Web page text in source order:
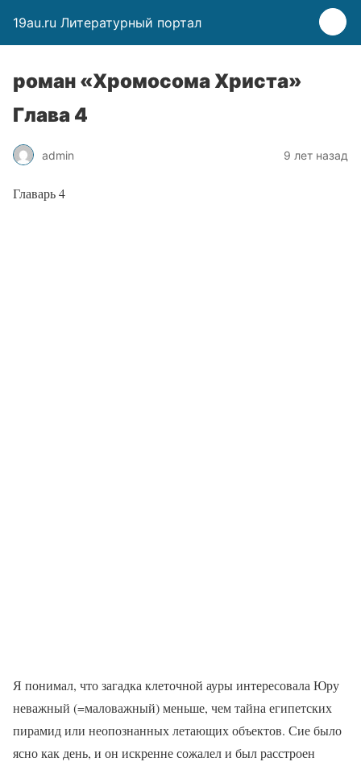
19au.ru Литературный портал
роман «Хромосома Христа»
Глава 4
admin 9 лет назад
Главарь 4
Я понимал, что загадка клеточной ауры интересовала Юру
неважный (=маловажный) меньше, чем тайна египетских
пирамид или неопознанных летающих объектов. Сие было
ясно как день, и он искренне сожалел и был расстроен